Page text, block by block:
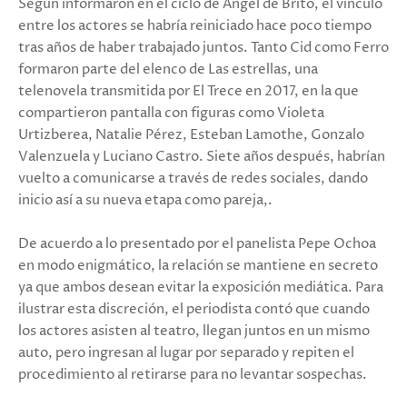
Según informaron en el ciclo de Ángel de Brito, el vínculo
entre los actores se habría reiniciado hace poco tiempo
tras años de haber trabajado juntos. Tanto Cid como Ferro
formaron parte del elenco de Las estrellas, una
telenovela transmitida por El Trece en 2017, en la que
compartieron pantalla con figuras como Violeta
Urtizberea, Natalie Pérez, Esteban Lamothe, Gonzalo
Valenzuela y Luciano Castro. Siete años después, habrían
vuelto a comunicarse a través de redes sociales, dando
inicio así a su nueva etapa como pareja,.
De acuerdo a lo presentado por el panelista Pepe Ochoa
en modo enigmático, la relación se mantiene en secreto
ya que ambos desean evitar la exposición mediática. Para
ilustrar esta discreción, el periodista contó que cuando
los actores asisten al teatro, llegan juntos en un mismo
auto, pero ingresan al lugar por separado y repiten el
procedimiento al retirarse para no levantar sospechas.